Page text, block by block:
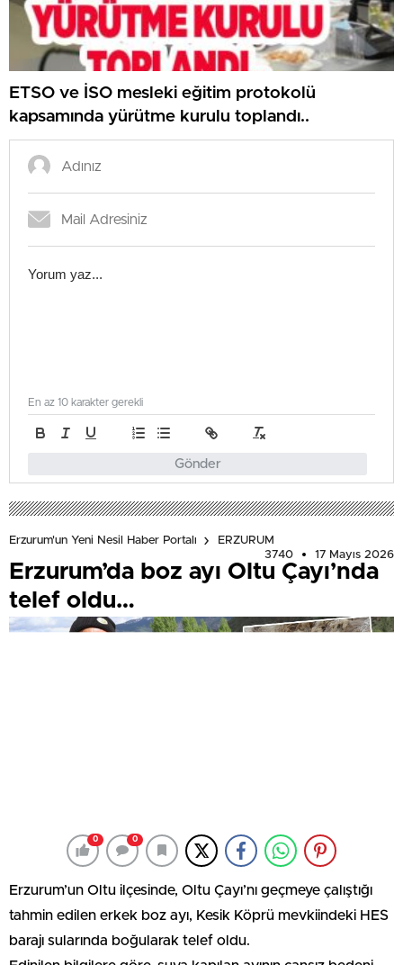
ETSO ve İSO mesleki eğitim protokolü
kapsamında yürütme kurulu toplandı..
Gönder
En az 10 karakter gerekli
Erzurum'un Yeni Nesil Haber Portalı
ERZURUM
3740
17 Mayıs 2026
Erzurum’da boz ayı Oltu Çayı’nda
telef oldu…
0 0
Erzurum’un Oltu ilçesinde, Oltu Çayı’nı geçmeye çalıştığı
tahmin edilen erkek boz ayı, Kesik Köprü mevkiindeki HES
barajı sularında boğularak telef oldu.